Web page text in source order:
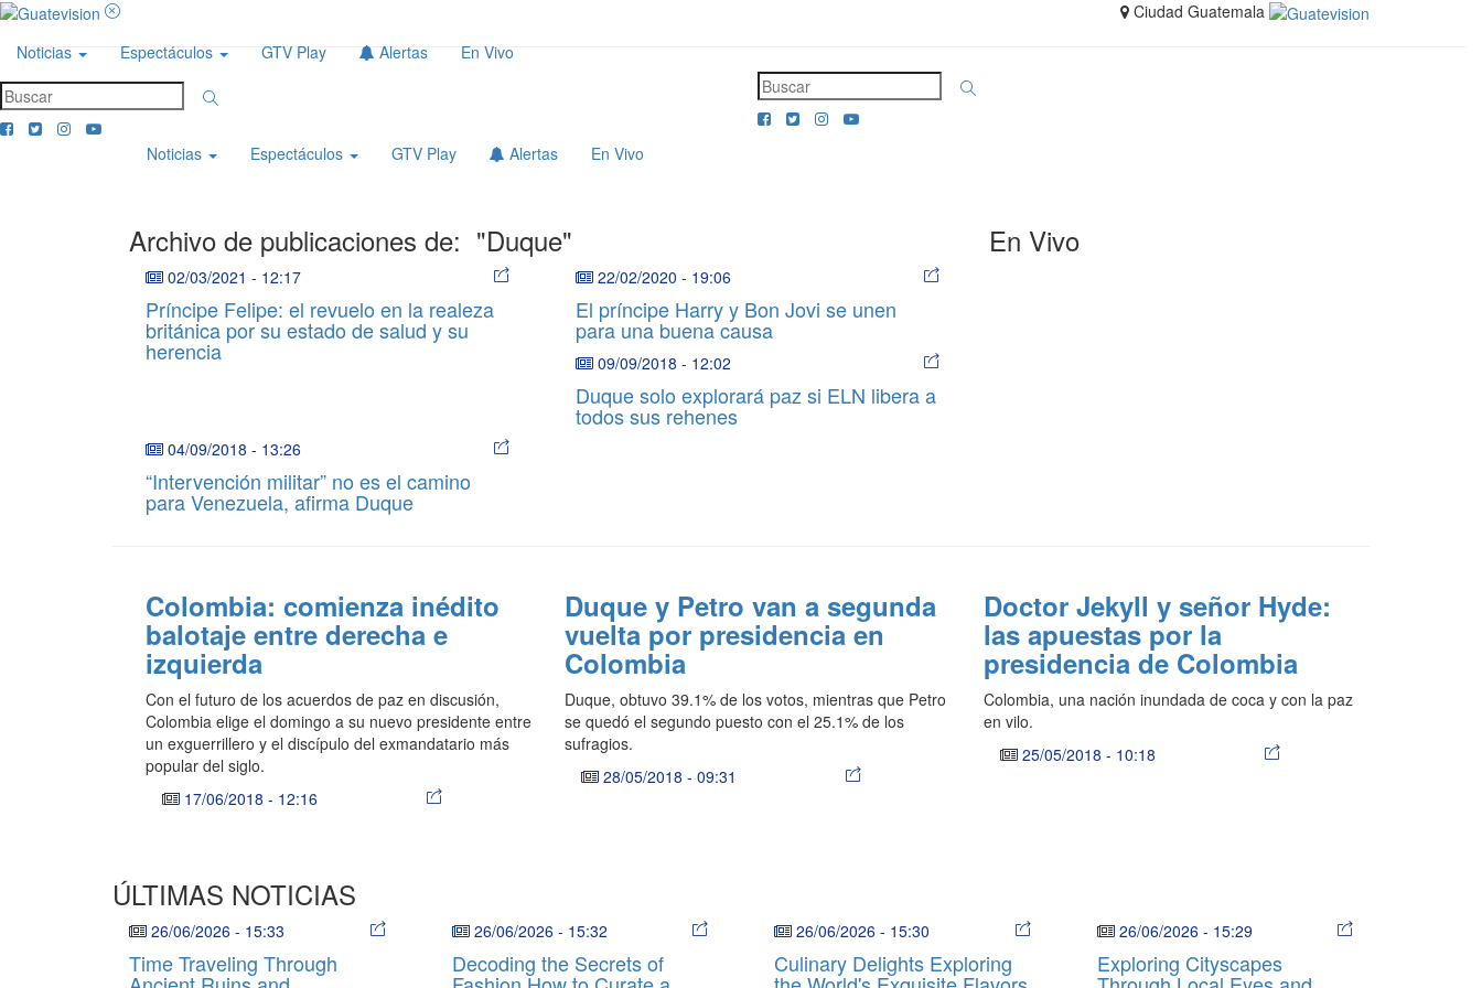
Noticias Espectáculos GTV Play Alertas En Vivo
Ciudad Guatemala
Noticias Espectáculos GTV Play Alertas En Vivo
Archivo de publicaciones de: "Duque"
02/03/2021 - 12:17
Príncipe Felipe: el revuelo en la realeza
británica por su estado de salud y su
herencia
22/02/2020 - 19:06
El príncipe Harry y Bon Jovi se unen
para una buena causa
09/09/2018 - 12:02
Duque solo explorará paz si ELN libera a
todos sus rehenes
04/09/2018 - 13:26
“Intervención militar” no es el camino
para Venezuela, afirma Duque
En Vivo
Colombia: comienza inédito
balotaje entre derecha e
izquierda
Con el futuro de los acuerdos de paz en discusión,
Colombia elige el domingo a su nuevo presidente entre
un exguerrillero y el discípulo del exmandatario más
popular del siglo.
17/06/2018 - 12:16
Duque y Petro van a segunda
vuelta por presidencia en
Colombia
Duque, obtuvo 39.1% de los votos, mientras que Petro
se quedó el segundo puesto con el 25.1% de los
sufragios.
28/05/2018 - 09:31
Doctor Jekyll y señor Hyde:
las apuestas por la
presidencia de Colombia
Colombia, una nación inundada de coca y con la paz
en vilo.
25/05/2018 - 10:18
ÚLTIMAS NOTICIAS
26/06/2026 - 15:33
Time Traveling Through
26/06/2026 - 15:32
Decoding the Secrets of
26/06/2026 - 15:30
Culinary Delights Exploring
26/06/2026 - 15:29
Exploring Cityscapes